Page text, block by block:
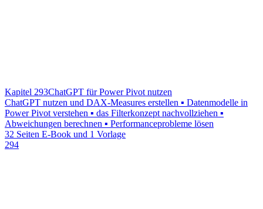
Kapitel 293ChatGPT für Power Pivot nutzen
ChatGPT nutzen und DAX-Measures erstellen ▪ Datenmodelle in
Power Pivot verstehen ▪ das Filterkonzept nachvollziehen ▪
Abweichungen berechnen ▪ Performanceprobleme lösen
32 Seiten E-Book und 1 Vorlage
294